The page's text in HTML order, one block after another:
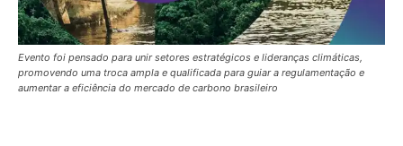
Evento foi pensado para unir setores estratégicos e lideranças climáticas,
promovendo uma troca ampla e qualificada para guiar a regulamentação e
aumentar a eficiência do mercado de carbono brasileiro